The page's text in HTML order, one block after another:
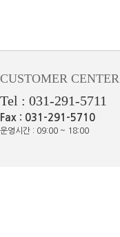
CUSTOMER CENTER
Tel : 031-291-5711
Fax : 031-291-5710
운영시간 : 09:00 ~ 18:00